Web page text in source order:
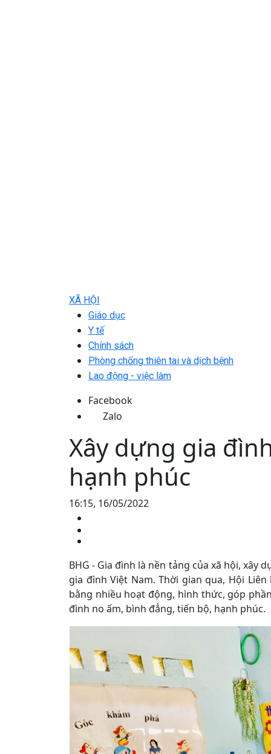
XÃ HỘI
Giáo dục
Y tế
Chính sách
Phòng chống thiên tai và dịch bệnh
Lao động - việc làm
Facebook
Zalo
Xây dựng gia
hạnh phúc
16:15, 16/05/2022
BHG - Gia đình là nền tảng của xã hội, xây
gia đình Việt Nam. Thời gian qua, Hội
bằng nhiều hoạt động, hình thức, góp
đình no ấm, bình đẳng, tiến bộ, hạnh phúc.